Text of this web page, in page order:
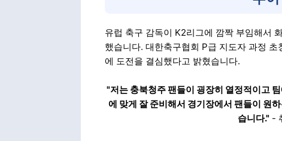
유럽 축구 감독이 K2리그에 깜짝 부임해서
했습니다. 대한축구협회 P급 지도자 과정
에 도전을 결심했다고 밝혔습니다.
"저는 충북청주 팬들이 굉장히 열정적이고
에 맞게 잘 준비해서 경기장에서 팬들이 원
습니다."-